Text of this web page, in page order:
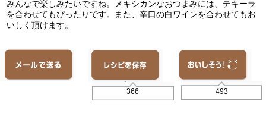
みんなで楽しみたいですね。メキシカンなおつまみには、テキーラ
を合わせてもぴったりです。また、辛口の白ワインを合わせてもお
いしく頂けます。
366 493